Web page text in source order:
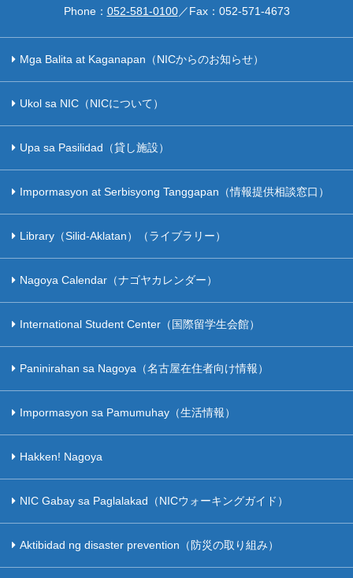
Phone： 052-581-0100／Fax： 052-571-4673
Mga Balita at Kaganapan（NICからのお知らせ）
Ukol sa NIC（NICについて）
Upa sa Pasilidad（貸し施設）
Impormasyon at Serbisyong Tanggapan（情報提供相談窓口）
Library（Silid-Aklatan）（ライブラリー）
Nagoya Calendar（ナゴヤカレンダー）
International Student Center（国際留学生会館）
Paninirahan sa Nagoya（名古屋在住者向け情報）
Impormasyon sa Pamumuhay（生活情報）
Hakken! Nagoya
NIC Gabay sa Paglalakad（NICウォーキングガイド）
Aktibidad ng disaster prevention（防災の取り組み）